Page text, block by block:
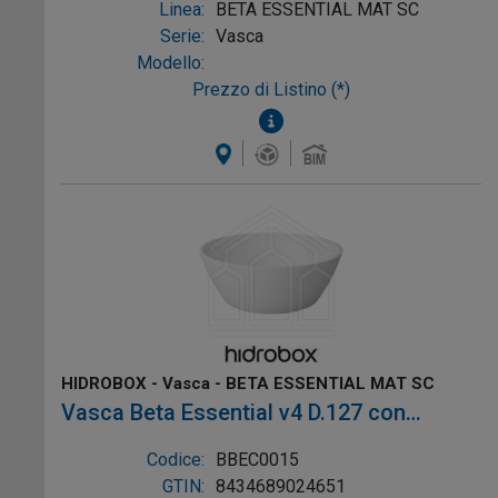
Linea:
BETA ESSENTIAL MAT SC
Serie: Vasca
Modello:
Prezzo di Listino (*)
HIDROBOX - Vasca - BETA ESSENTIAL MAT SC
Vasca Beta Essential v4 D.127 con
troppopieno colore Bianco, mat Sc, Ref:
BBEC0015
Codice:
BBEC0015
GTIN: 8434689024651